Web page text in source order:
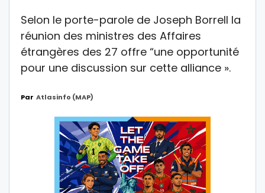
Selon le porte-parole de Joseph Borrell la
réunion des ministres des Affaires
étrangères des 27 offre “une opportunité
pour une discussion sur cette alliance ».
Par Atlasinfo (MAP)